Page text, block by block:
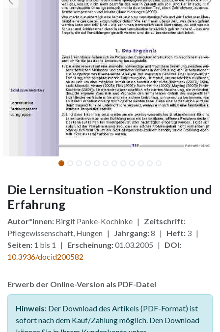
Die Lernsituation –Konstruktion und
Erfahrung
Autor*innen: Birgit Panke-Kochinke | Zeitschrift:
Pflegewissenschaft, Hungen | Jahrgang:8 | Heft: 3 |
Seiten: 1 bis 1 | Erscheinung:01.03.2005 | DOI:
10.3936/docid200582
Erwerb der Online-Version als PDF-Datei
Hinweis: Der Download des Artikels (PDF-Format) ist
sofort nach dem Kauf/Zahlung möglich. Den Download